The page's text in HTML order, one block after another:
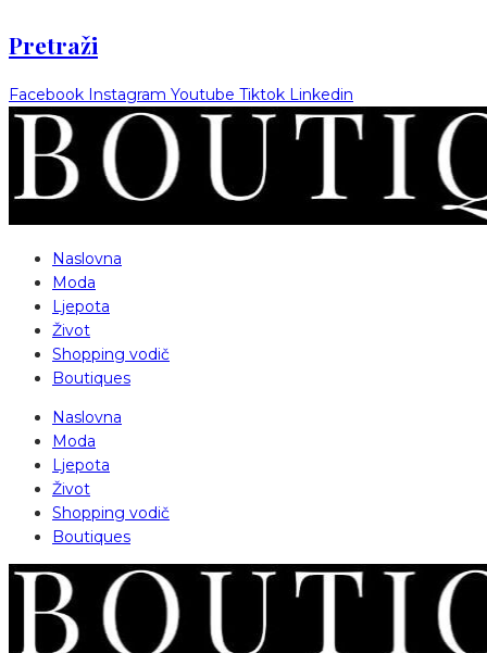
Pretraži
Facebook Instagram Youtube Tiktok Linkedin
Naslovna
Moda
Ljepota
Život
Shopping vodič
Boutiques
Naslovna
Moda
Ljepota
Život
Shopping vodič
Boutiques